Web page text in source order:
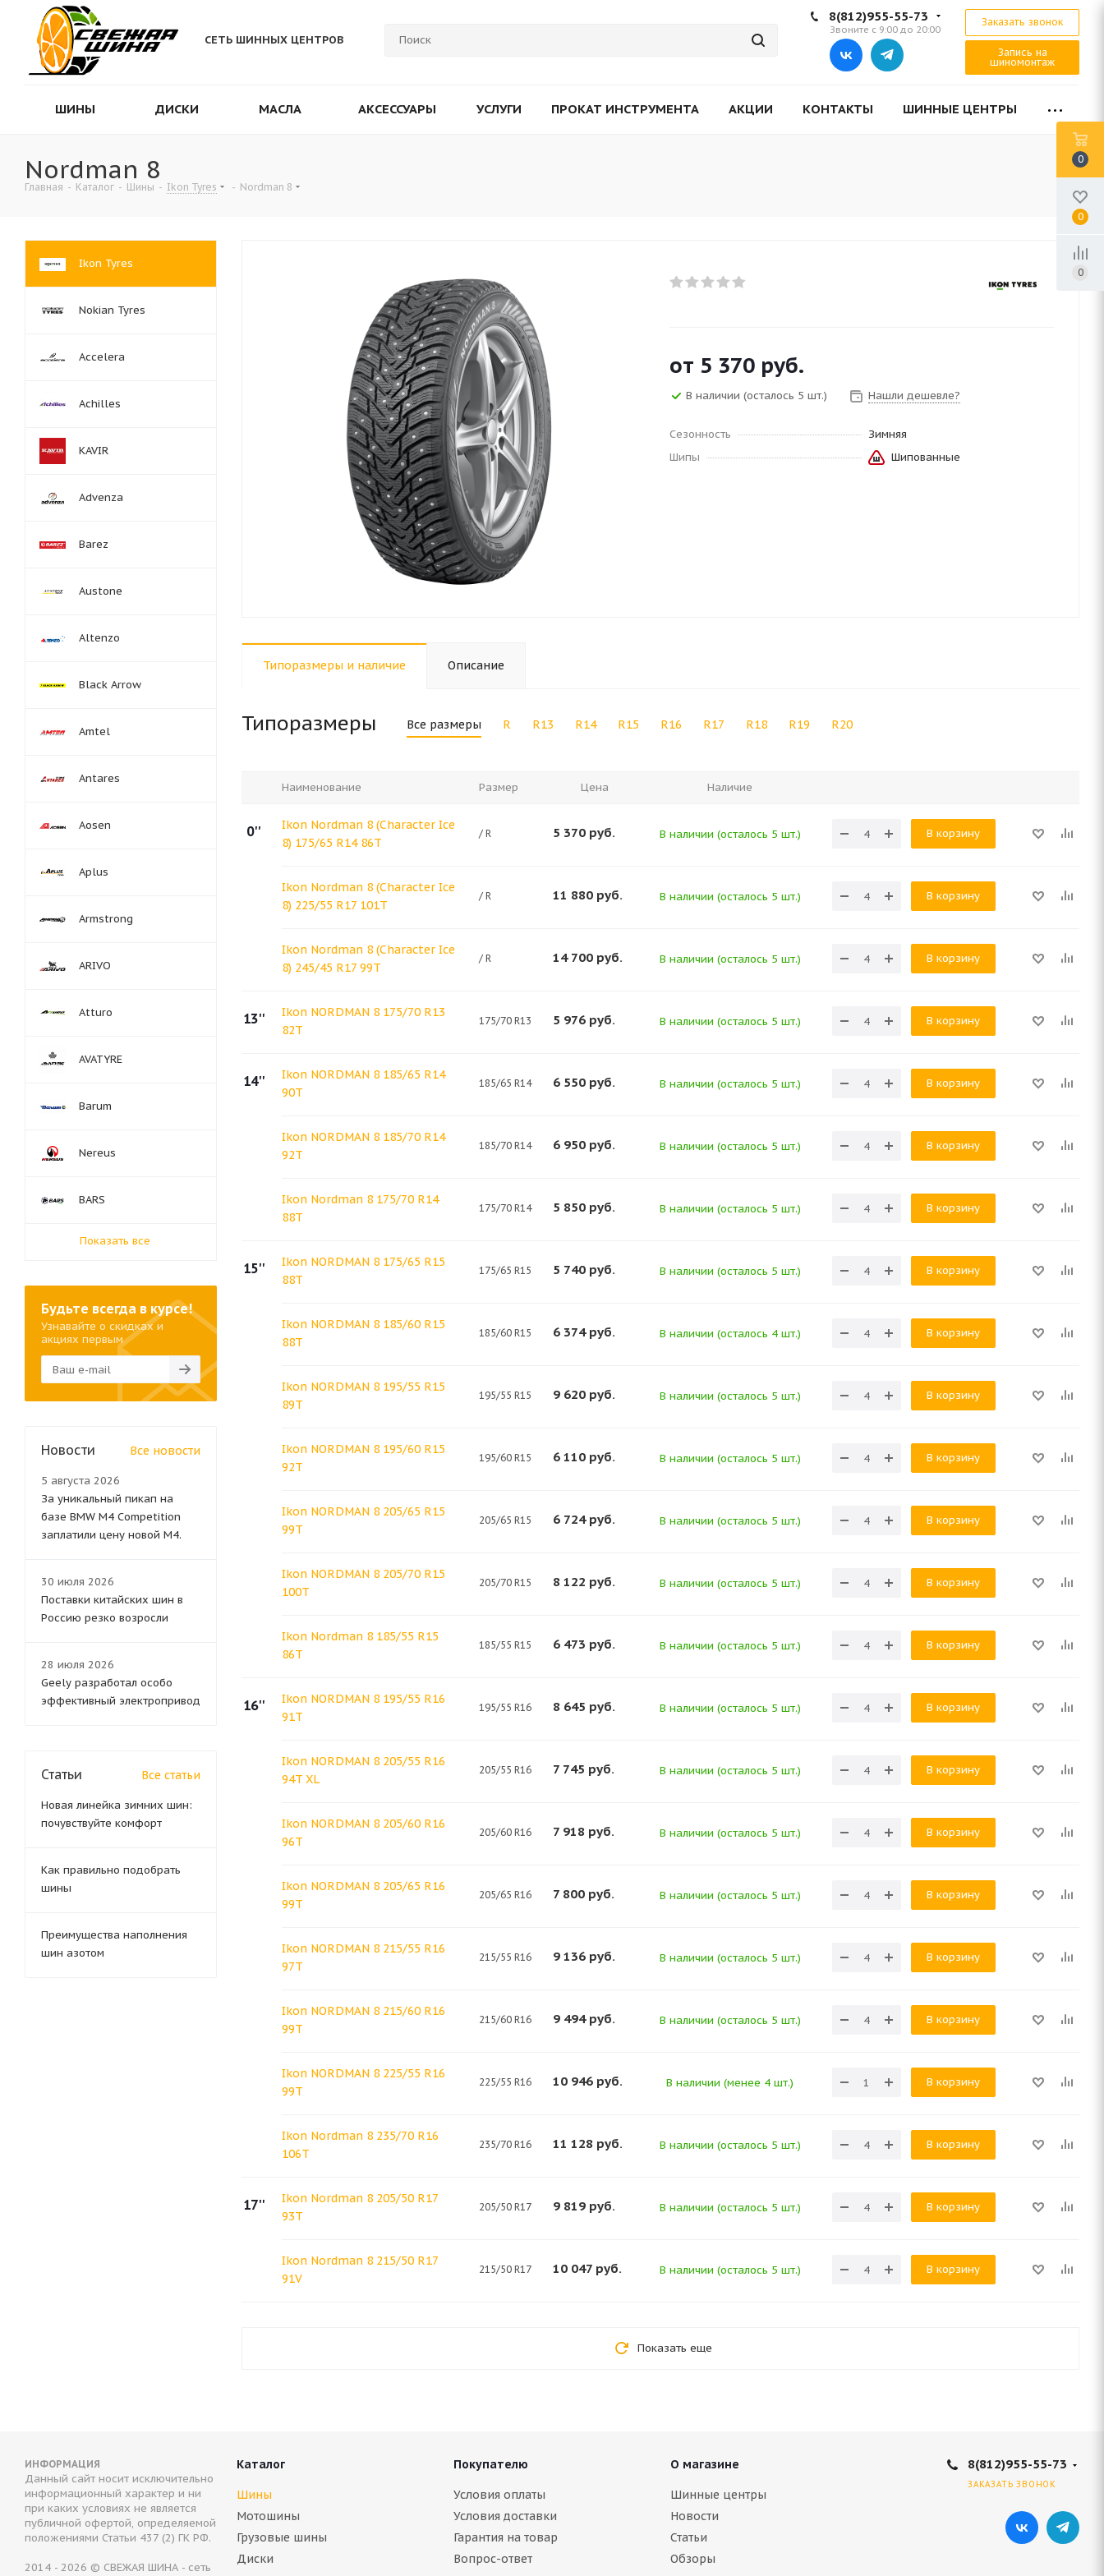
СЕТЬ ШИННЫХ ЦЕНТРОВ
8(812)955-55-73
Звоните с 9:00 до 20:00
Заказать звонок
Запись на
шиномонтаж
ШИНЫ ДИСКИ МАСЛА АКСЕССУАРЫ УСЛУГИ ПРОКАТ ИНСТРУМЕНТА АКЦИИ КОНТАКТЫ ШИННЫЕ ЦЕНТРЫ
Nordman 8
Главная - Каталог - Шины - Ikon Tyres - Nordman 8
от 5 370 руб.
В наличии (осталось 5 шт.) Нашли дешевле?
Сезонность
Зимняя
Шипы
Шипованные
Типоразмеры и наличие Описание
Типоразмеры Все размеры R R13 R14 R15 R16 R17 R18 R19 R20
Наименование Размер Цена Наличие
0''
Ikon Nordman 8 (Character Ice
8) 175/65 R14 86T
/ R 5 370 руб. В наличии (осталось 5 шт.) В корзину
Ikon Nordman 8 (Character Ice
8) 225/55 R17 101T
/ R 11 880 руб. В наличии (осталось 5 шт.) В корзину
Ikon Nordman 8 (Character Ice
8) 245/45 R17 99T
/ R 14 700 руб. В наличии (осталось 5 шт.) В корзину
13''
Ikon NORDMAN 8 175/70 R13
82T
175/70 R13 5 976 руб. В наличии (осталось 5 шт.) В корзину
14''
Ikon NORDMAN 8 185/65 R14
90T
185/65 R14 6 550 руб. В наличии (осталось 5 шт.) В корзину
Ikon NORDMAN 8 185/70 R14
92T
185/70 R14 6 950 руб. В наличии (осталось 5 шт.) В корзину
Ikon Nordman 8 175/70 R14
88T
175/70 R14 5 850 руб. В наличии (осталось 5 шт.) В корзину
15''
Ikon NORDMAN 8 175/65 R15
88T
175/65 R15 5 740 руб. В наличии (осталось 5 шт.) В корзину
Ikon NORDMAN 8 185/60 R15
88T
185/60 R15 6 374руб. В наличии (осталось 4 шт.) В корзину
Ikon NORDMAN 8 195/55 R15
89T
195/55 R15 9 620 руб. В наличии (осталось 5 шт.) В корзину
Ikon NORDMAN 8 195/60 R15
92T
195/60 R15 6 110 руб. В наличии (осталось 5 шт.) В корзину
Ikon NORDMAN 8 205/65 R15
99T
205/65 R15 6 724руб. В наличии (осталось 5 шт.) В корзину
Ikon NORDMAN 8 205/70 R15
100T
205/70 R15 8 122 руб. В наличии (осталось 5 шт.) В корзину
Ikon Nordman 8 185/55 R15
86T
185/55 R15 6 473 руб. В наличии (осталось 5 шт.) В корзину
16''
Ikon NORDMAN 8 195/55 R16
91T
195/55 R16 8 645 руб. В наличии (осталось 5 шт.) В корзину
Ikon NORDMAN 8 205/55 R16
94T XL
205/55 R16 7 745 руб. В наличии (осталось 5 шт.) В корзину
Ikon NORDMAN 8 205/60 R16
96T
205/60 R16 7 918 руб. В наличии (осталось 5 шт.) В корзину
Ikon NORDMAN 8 205/65 R16
99T
205/65 R16 7 800 руб. В наличии (осталось 5 шт.) В корзину
Ikon NORDMAN 8 215/55 R16
97T
215/55 R16 9 136 руб. В наличии (осталось 5 шт.) В корзину
Ikon NORDMAN 8 215/60 R16
99T
215/60 R16 9 494руб. В наличии (осталось 5 шт.) В корзину
Ikon NORDMAN 8 225/55 R16
99T
225/55 R16 10 946 руб. В наличии (менее 4 шт.) В корзину
Ikon Nordman 8 235/70 R16
106T
235/70 R16 11 128 руб. В наличии (осталось 5 шт.) В корзину
17''
Ikon Nordman 8 205/50 R17
93T
205/50 R17 9 819 руб. В наличии (осталось 5 шт.) В корзину
Ikon Nordman 8 215/50 R17
91V
215/50 R17 10 047 руб. В наличии (осталось 5 шт.) В корзину
Показать еще
Ikon Tyres
Nokian Tyres
Accelera
Achilles
KAVIR
Advenza
Barez
Austone
Altenzo
Black Arrow
Amtel
Antares
Aosen
Aplus
Armstrong
ARIVO
Atturo
AVATYRE
Barum
Nereus
BARS
Показать все
Будьте всегда в курсе!
Узнавайте о скидках и
акциях первым
Новости Все новости
5 августа 2026
За уникальный пикап на
базе BMW M4 Competition
заплатили цену новой M4.
30 июля 2026
Поставки китайских шин в
Россию резко возросли
28 июля 2026
Geely разработал особо
эффективный электропривод
Статьи Все статьи
Новая линейка зимних шин:
почувствуйте комфорт
Как правильно подобрать
шины
Преимущества наполнения
шин азотом
ИНФОРМАЦИЯ
Данный сайт носит исключительно
информационный характер и ни
при каких условиях не является
публичной офертой, определяемой
положениями Статьи 437 (2) ГК РФ.
2014 - 2026 © СВЕЖАЯ ШИНА - сеть
Каталог
Шины
Мотошины
Грузовые шины
Диски
Покупателю
Условия оплаты
Условия доставки
Гарантия на товар
Вопрос-ответ
О магазине
Шинные центры
Новости
Статьи
Обзоры
8(812)955-55-73
ЗАКАЗАТЬ ЗВОНОК
0
0
0